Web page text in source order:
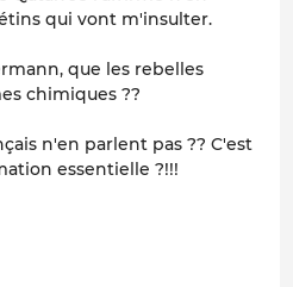
qui vont m'insulter.
que les rebelles
chimiques ??
n'en parlent pas ?? C'est
essentielle ?!!!